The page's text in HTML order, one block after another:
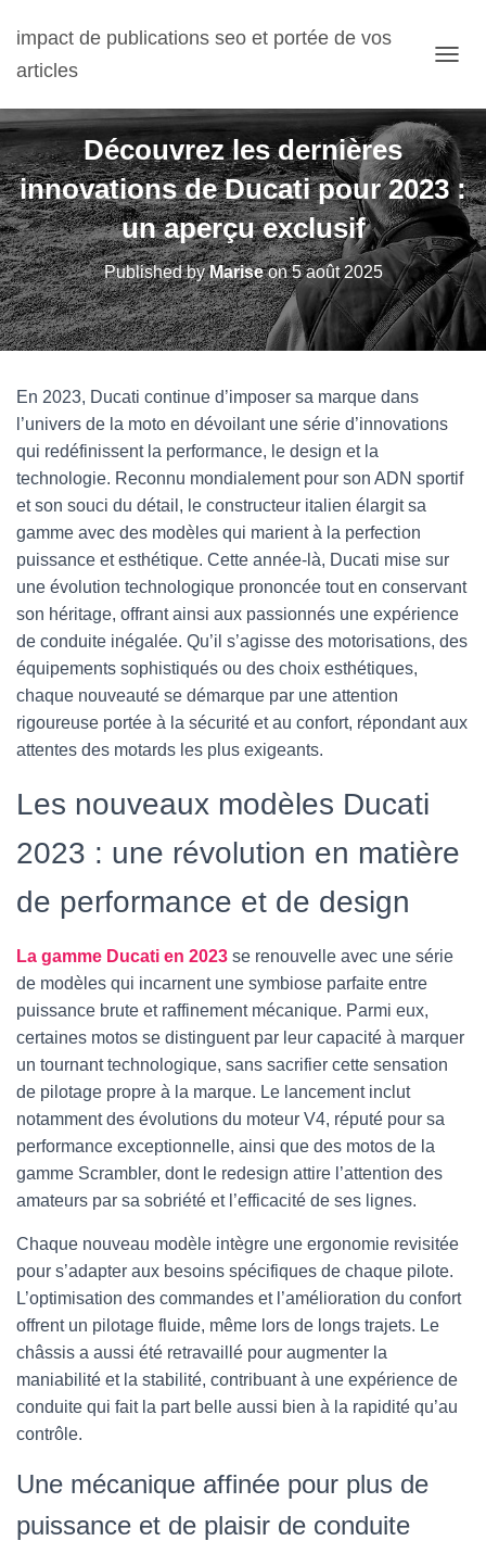
impact de publications seo et portée de vos
articles
Découvrez les dernières
innovations de Ducati pour 2023 :
un aperçu exclusif
Published byMariseon5 août 2025
En 2023, Ducati continue d’imposer sa marque dans
l’univers de la moto en dévoilant une série d’innovations
qui redéfinissent la performance, le design et la
technologie. Reconnu mondialement pour son ADN sportif
et son souci du détail, le constructeur italien élargit sa
gamme avec des modèles qui marient à la perfection
puissance et esthétique. Cette année-là, Ducati mise sur
une évolution technologique prononcée tout en conservant
son héritage, offrant ainsi aux passionnés une expérience
de conduite inégalée. Qu’il s’agisse des motorisations, des
équipements sophistiqués ou des choix esthétiques,
chaque nouveauté se démarque par une attention
rigoureuse portée à la sécurité et au confort, répondant aux
attentes des motards les plus exigeants.
Les nouveaux modèles Ducati
2023 : une révolution en matière
de performance et de design
La gamme Ducati en 2023 se renouvelle avec une série
de modèles qui incarnent une symbiose parfaite entre
puissance brute et raffinement mécanique. Parmi eux,
certaines motos se distinguent par leur capacité à marquer
un tournant technologique, sans sacrifier cette sensation
de pilotage propre à la marque. Le lancement inclut
notamment des évolutions du moteur V4, réputé pour sa
performance exceptionnelle, ainsi que des motos de la
gamme Scrambler, dont le redesign attire l’attention des
amateurs par sa sobriété et l’efficacité de ses lignes.
Chaque nouveau modèle intègre une ergonomie revisitée
pour s’adapter aux besoins spécifiques de chaque pilote.
L’optimisation des commandes et l’amélioration du confort
offrent un pilotage fluide, même lors de longs trajets. Le
châssis a aussi été retravaillé pour augmenter la
maniabilité et la stabilité, contribuant à une expérience de
conduite qui fait la part belle aussi bien à la rapidité qu’au
contrôle.
Une mécanique affinée pour plus de
puissance et de plaisir de conduite